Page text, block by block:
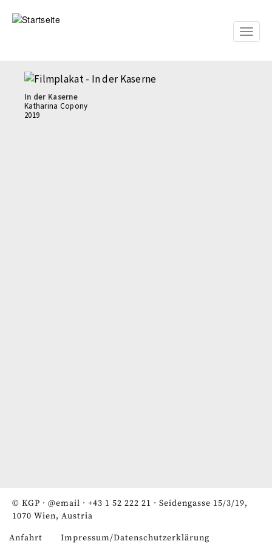
zum
Toggle
In der Kaserne
Katharina Copony
2019
© KGP · @email · +43 1 52 222 21 · Seidengasse 15/3/19,
1070 Wien, Austria
Anfahrt Impressum/Datenschutzerklärung